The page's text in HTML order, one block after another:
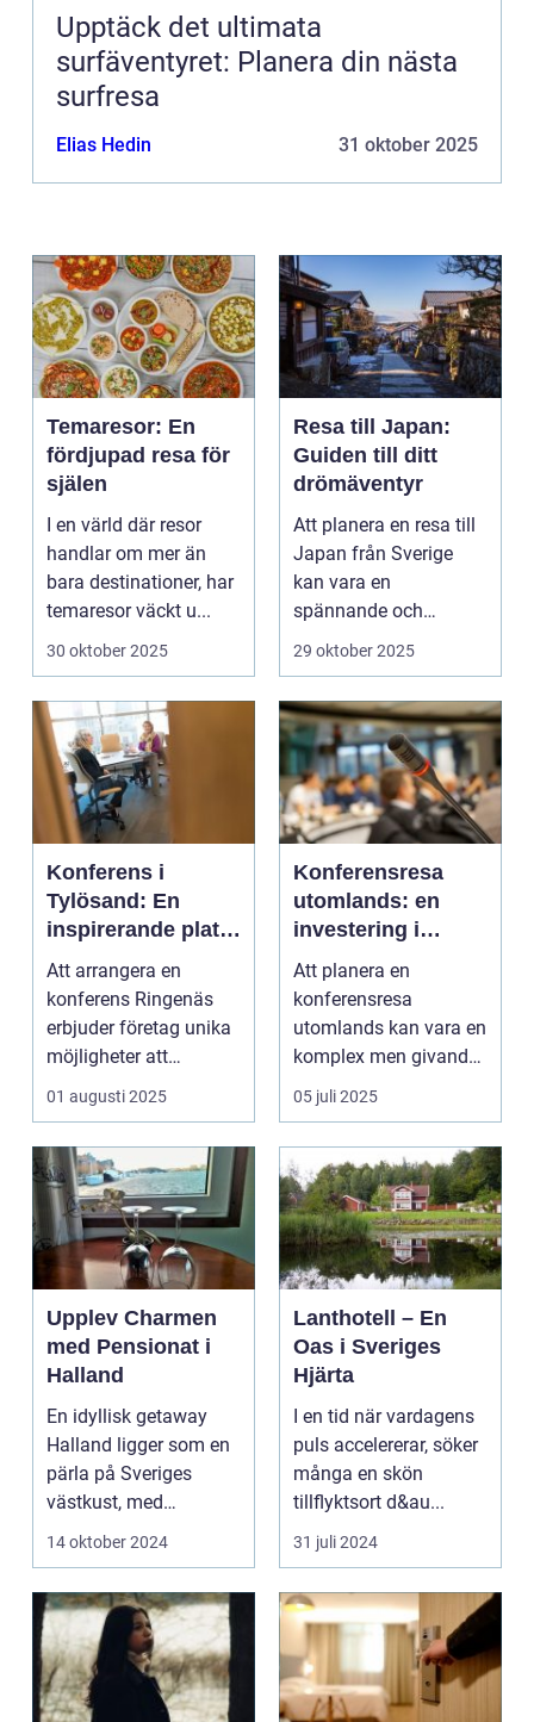
Upptäck det ultimata
surfäventyret: Planera din nästa
surfresa
Elias Hedin 31 oktober 2025
Temaresor: En
fördjupad resa för
själen
I en värld där resor
handlar om mer än
bara destinationer, har
temaresor väckt u...
30 oktober 2025
Resa till Japan:
Guiden till ditt
drömäventyr
Att planera en resa till
Japan från Sverige
kan vara en
spännande och
överväldi...
29 oktober 2025
Konferens i
Tylösand: En
inspirerande plats
för din nästa
företagssammank
omst
Att arrangera en
konferens Ringenäs
erbjuder företag unika
möjligheter att
kombinera ...
01 augusti 2025
Konferensresa
utomlands: en
investering i
kunskap och
nätverk
Att planera en
konferensresa
utomlands kan vara en
komplex men givande
upplevelse som
öppnar up...
05 juli 2025
Upplev Charmen
med Pensionat i
Halland
En idyllisk getaway
Halland ligger som en
pärla på Sveriges
västkust, med
fantastis...
14 oktober 2024
Lanthotell – En
Oas i Sveriges
Hjärta
I en tid när vardagens
puls accelererar, söker
många en skön
tillflyktsort d&au...
31 juli 2024